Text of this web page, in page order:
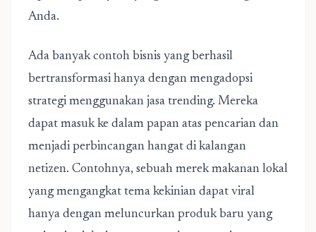
Anda.
Ada banyak contoh bisnis yang berhasil
bertransformasi hanya dengan mengadopsi
strategi menggunakan jasa trending. Mereka
dapat masuk ke dalam papan atas pencarian dan
menjadi perbincangan hangat di kalangan
netizen. Contohnya, sebuah merek makanan lokal
yang mengangkat tema kekinian dapat viral
hanya dengan meluncurkan produk baru yang